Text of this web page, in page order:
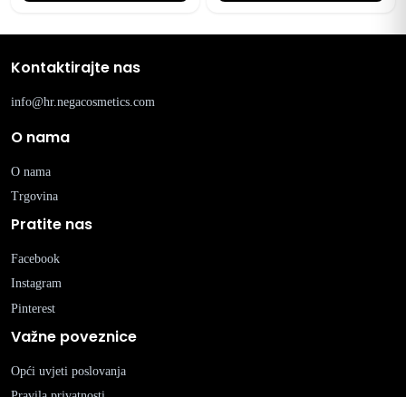
O nama
O nama
Trgovina
Pratite nas
Facebook
Instagram
Pinterest
Važne poveznice
Opći uvjeti poslovanja
Kontaktirajte nas
info@hr.negacosmetics.com